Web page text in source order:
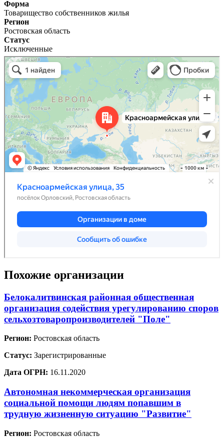
Форма
Товарищество собственников жилья
Регион
Ростовская область
Статус
Исключенные
Похожие организации
Белокалитвинская районная общественная
организация содействия урегулированию споров
сельхозтоваропроизводителей "Поле"
Регион: Ростовская область
Статус: Зарегистрированные
Дата ОГРН: 16.11.2020
Автономная некоммерческая организация
социальной помощи людям попавшим в
трудную жизненную ситуацию "Развитие"
Регион: Ростовская область